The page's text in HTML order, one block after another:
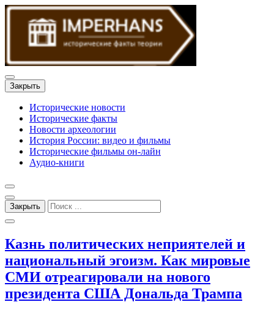
Закрыть
Исторические новости
Исторические факты
Новости археологии
История России: видео и фильмы
Исторические фильмы он-лайн
Аудио-книги
Закрыть
Казнь политических неприятелей и
национальный эгоизм. Как мировые
СМИ отреагировали на нового
президента США Дональда Трампа